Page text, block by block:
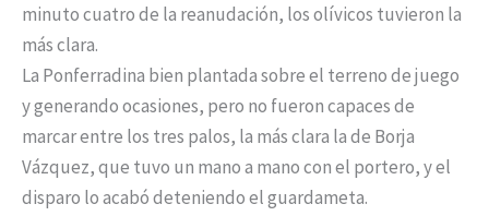
minuto cuatro de la reanudación, los olívicos tuvieron la
más clara.
La Ponferradina bien plantada sobre el terreno de juego
y generando ocasiones, pero no fueron capaces de
marcar entre los tres palos, la más clara la de Borja
Vázquez, que tuvo un mano a mano con el portero, y el
disparo lo acabó deteniendo el guardameta.